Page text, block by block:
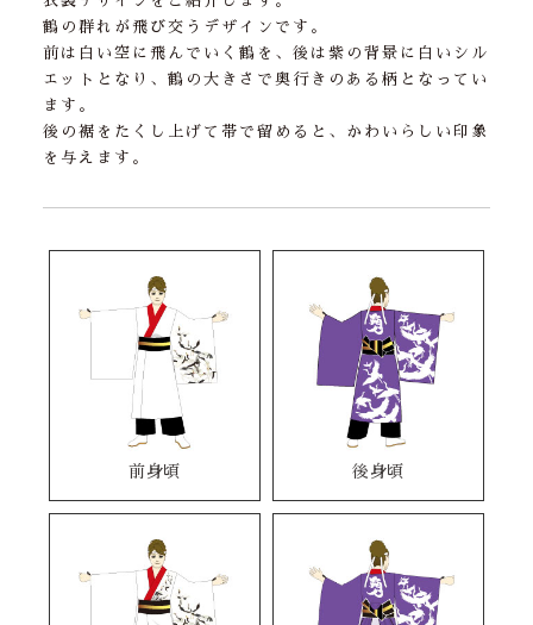
鶴の群れが飛び交うデザインです。
前は白い空に飛んでいく鶴を、後は紫の背景に白いシル
エットとなり、鶴の大きさで奥行きのある柄となってい
ます。
後の裾をたくし上げて帯で留めると、かわいらしい印象
を与えます。
前身頃 後身頃